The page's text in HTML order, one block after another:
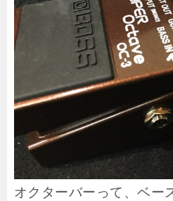
オクターバーって、ベー